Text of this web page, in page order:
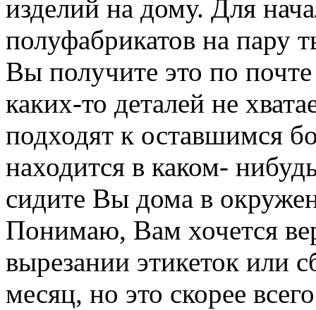
изделий на дому. Для
полуфабрикатов на пару
Вы получите это по
каких-то деталей не
подходят к оставшимся
находится в каком-
сидите Вы дома в
Понимаю, Вам хочется
вырезании этикеток или
месяц, но это скорее